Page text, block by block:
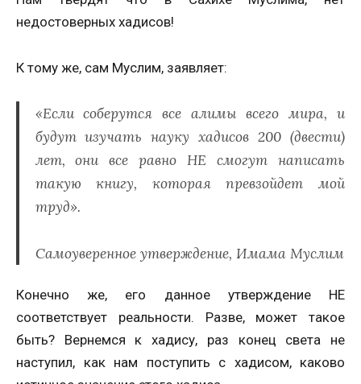
недостоверных хадисов!
К тому же, сам Муслим, заявляет:
«Если соберутся все алимы всего мира, и
будут изучать науку хадисов 200 (двести)
лет, они все равно НЕ смогут написать
такую книгу, которая превзойдет мой
труд».
Самоуверенное утверждение, Имама Муслим
Конечно же, его данное утверждение НЕ
соответствует реальности. Разве, может такое
быть? Вернемся к хадису, раз конец света не
наступил, как нам поступить с хадисом, каково